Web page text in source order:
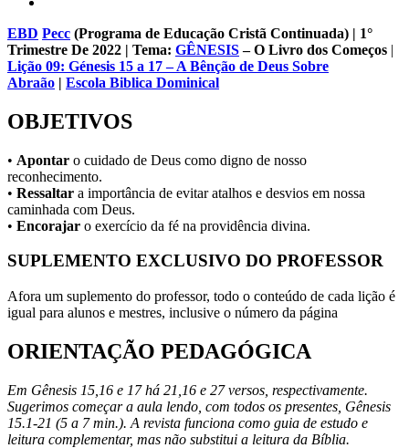
EBD Pecc (Programa de Educação Cristã Continuada) | 1°
Trimestre De 2022 | Tema: GÊNESIS– O Livro dos Começos |
Lição 09: Génesis 15 a 17 – A Bênção de Deus Sobre
Abraão | Escola Biblica Dominical
OBJETIVOS
• Apontar o cuidado de Deus como digno de nosso
reconhecimento.
• Ressaltar a importância de evi­tar atalhos e desvios em nossa
caminhada com Deus.
• Encorajar o exercício da fé na providência divina.
SUPLEMENTO EXCLUSIVO DO PROFESSOR
Afora um suplemento do professor, todo o conteúdo de cada lição é
igual para alunos e mestres, inclusive o número da página
ORIENTAÇÃO PEDAGÓGICA
Em Gênesis 15,16 e 17 há 21,16 e 27 versos, respectivamente.
Sugerimos começar a aula lendo, com todos os presentes, Gênesis
15.1-21 (5 a 7 min.). A revista funciona como guia de estudo e
leitura complementar, mas não substitui a leitura da Bíblia.